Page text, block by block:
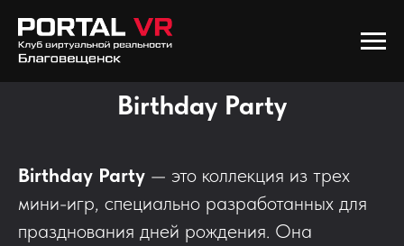
Birthday Party
Birthday Party — это коллекция из трех
мини-игр, специально разработанных для
празднования дней рождения. Она